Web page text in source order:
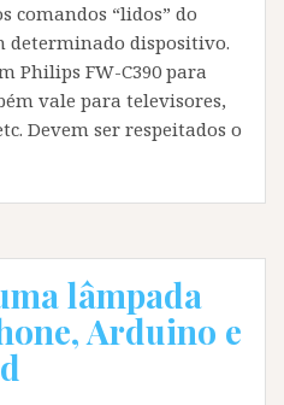
comandos “lidos” do
determinado dispositivo.
Philips FW-C390 para
vale para televisores,
Devem ser respeitados o
lâmpada
Arduino e